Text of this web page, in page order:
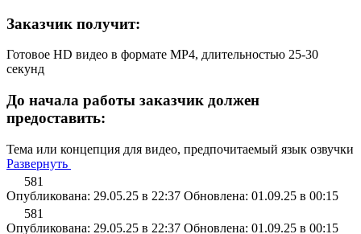
Заказчик получит:
Готовое HD видео в формате MP4, длительностью 25-30
секунд
До начала работы заказчик должен
предоставить:
Тема или концепция для видео, предпочитаемый язык озвучки
Развернуть
581
Опубликована: 29.05.25 в 22:37 Обновлена: 01.09.25 в 00:15
581
Опубликована: 29.05.25 в 22:37 Обновлена: 01.09.25 в 00:15